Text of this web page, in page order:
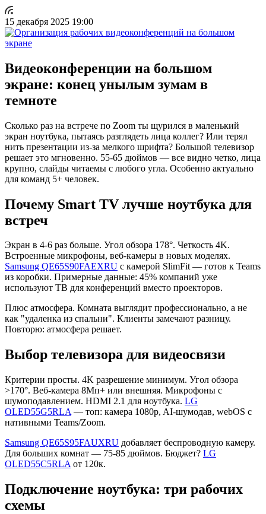
15 декабря 2025 19:00
Видеоконференции на большом
экране: конец унылым зумам в
темноте
Сколько раз на встрече по Zoom ты щурился в маленький
экран ноутбука, пытаясь разглядеть лица коллег? Или терял
нить презентации из-за мелкого шрифта? Большой телевизор
решает это мгновенно. 55-65 дюймов — все видно четко, лица
крупно, слайды читаемы с любого угла. Особенно актуально
для команд 5+ человек.
Почему Smart TV лучше ноутбука для
встреч
Экран в 4-6 раз больше. Угол обзора 178°. Четкость 4K.
Встроенные микрофоны, веб-камеры в новых моделях.
Samsung QE65S90FAEXRU с камерой SlimFit — готов к Teams
из коробки. Примерные данные: 45% компаний уже
используют ТВ для конференций вместо проекторов.
Плюс атмосфера. Комната выглядит профессионально, а не
как "удаленка из спальни". Клиенты замечают разницу.
Повторю: атмосфера решает.
Выбор телевизора для видеосвязи
Критерии просты. 4K разрешение минимум. Угол обзора
>170°. Веб-камера 8Мп+ или внешняя. Микрофоны с
шумоподавлением. HDMI 2.1 для ноутбука. LG
OLED55G5RLA — топ: камера 1080p, AI-шумодав, webOS с
нативными Teams/Zoom.
Samsung QE65S95FAUXRU добавляет беспроводную камеру.
Для больших комнат — 75-85 дюймов. Бюджет? LG
OLED55C5RLA от 120к.
Подключение ноутбука: три рабочих
схемы